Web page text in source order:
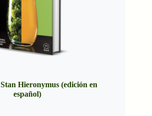
Hieronymus (edición en
español)